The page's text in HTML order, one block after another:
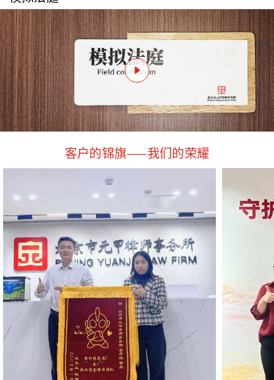
客户的锦旗——我们的荣耀